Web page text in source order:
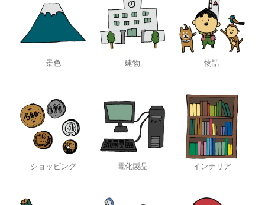
景色 建物 物語
ショッピング 電化製品 インテリア